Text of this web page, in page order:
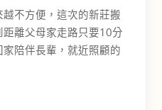
不方便，這次的新莊搬
離父母家走路只要10分
陪伴長輩，就近照顧的